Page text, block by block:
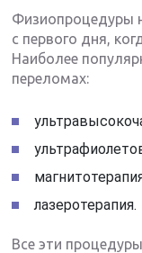
Физиопроцедуры
с первого дня,
Наиболее
переломах:
лазеротерапия.
Все эти